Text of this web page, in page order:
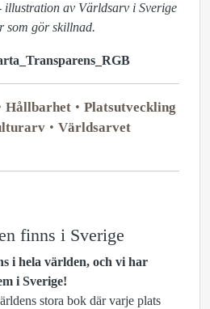
illustration av Världsarv i Sverige
som gör skillnad.
Hållbarhet
Platsutveckling
Världsarvet
finns i Sverige
i hela världen, och vi har
i Sverige!
stora bok där varje plats